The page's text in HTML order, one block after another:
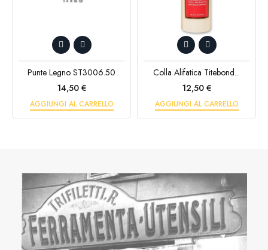
Punte Legno ST3006.50
Prezzo
14,50 €
AGGIUNGI AL CARRELLO
Colla Alifatica Titebond...
Prezzo
12,50 €
AGGIUNGI AL CARRELLO